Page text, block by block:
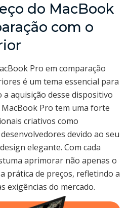
do MacBook
com o
Pro em comparação
é um tema essencial para
aquisição desse dispositivo
MacBook Pro tem uma forte
criativos como
devido ao seu
elegante. Com cada
aprimorar não apenas o
prática de preços, refletindo a
exigências do mercado.